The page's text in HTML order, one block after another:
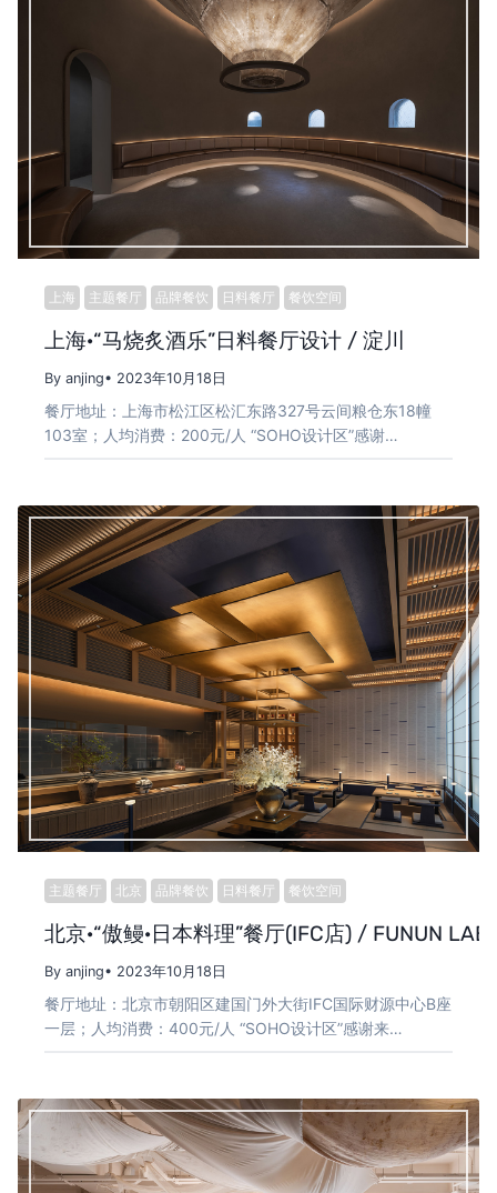
上海 主题餐厅 品牌餐饮 日料餐厅 餐饮空间
上海·“马烧炙酒乐”日料餐厅设计 / 淀川
By anjing• 2023年10月18日
餐厅地址：上海市松江区松汇东路327号云间粮仓东18幢
103室；人均消费：200元/人 “SOHO设计区”感谢…
主题餐厅 北京 品牌餐饮 日料餐厅 餐饮空间
北京·“傲鳗·日本料理”餐厅(IFC店) / FUNUN LAB
By anjing• 2023年10月18日
餐厅地址：北京市朝阳区建国门外大街IFC国际财源中心B座
一层；人均消费：400元/人 “SOHO设计区”感谢来…